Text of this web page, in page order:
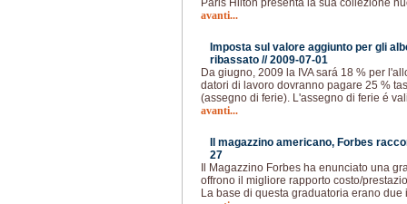
Paris Hilton presenta la sua collezione
avanti...
Imposta sul valore aggiunto per gli
ribassato //2009-07-01
Da giugno, 2009 la IVA sará 18 % per
datori di lavoro dovranno pagare 25 %
(assegno di ferie). L'assegno di ferie é
avanti...
Il magazzino americano, Forbes
27
Il Magazzino Forbes ha enunciato una
offrono il migliore rapporto costo/
La base di questa graduatoria erano due